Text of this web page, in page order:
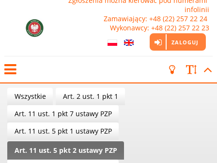
infolinii
Zamawiający: +48 (22) 257 22 24
Wykonawcy: +48 (22) 257 22 23
ZALOGUJ
Wszystkie
Art. 2 ust. 1 pkt 1
Art. 11 ust. 1 pkt 7 ustawy PZP
Art. 11 ust. 5 pkt 1 ustawy PZP
Art. 11 ust. 5 pkt 2 ustawy PZP